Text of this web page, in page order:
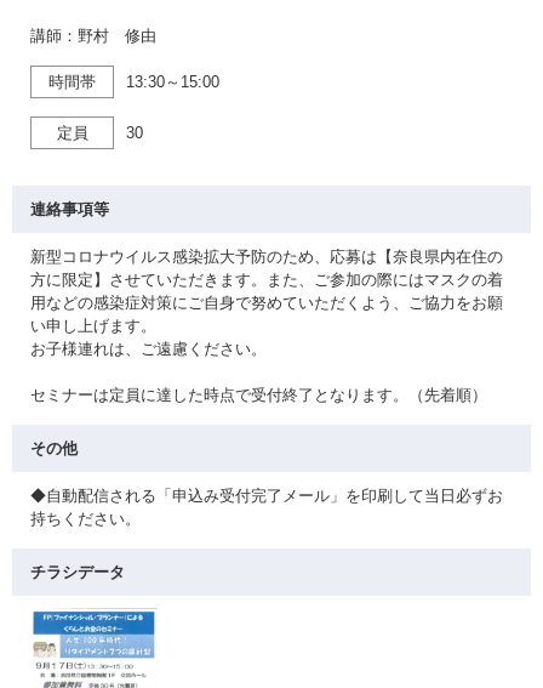
講師：野村 修由
時間帯 13:30～15:00
定員 30
連絡事項等
新型コロナウイルス感染拡大予防のため、応募は【奈良県内在住の
方に限定】させていただきます。また、ご参加の際にはマスクの着
用などの感染症対策にご自身で努めていただくよう、ご協力をお願
い申し上げます。
お子様連れは、ご遠慮ください。
セミナーは定員に達した時点で受付終了となります。（先着順）
その他
◆自動配信される「申込み受付完了メール」を印刷して当日必ずお
持ちください。
チラシデータ